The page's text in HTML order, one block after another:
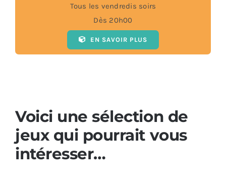
Tous les vendredis soirs
Dès 20h00
EN SAVOIR PLUS
Voici une sélection de
jeux qui pourrait vous
intéresser…